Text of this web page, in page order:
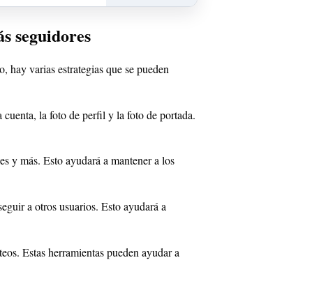
seguidores
hay varias estrategias que se pueden
la foto de perfil y la foto de portada.
y más. Esto ayudará a mantener a los
a otros usuarios. Esto ayudará a
Estas herramientas pueden ayudar a